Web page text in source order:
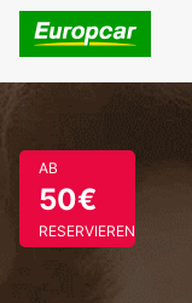
AB
50€
RESERVIEREN